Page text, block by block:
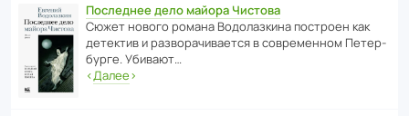
Последнее дело майора Чистова
Сюжет нового романа Водо­ла­з­кина пост­роен как
дете­ктив и разво­ра­чи­ва­ется в совре­менном Пете­р­
бурге. Убивают…
‹Далее›